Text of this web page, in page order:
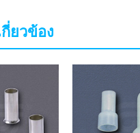
ยวข้อง